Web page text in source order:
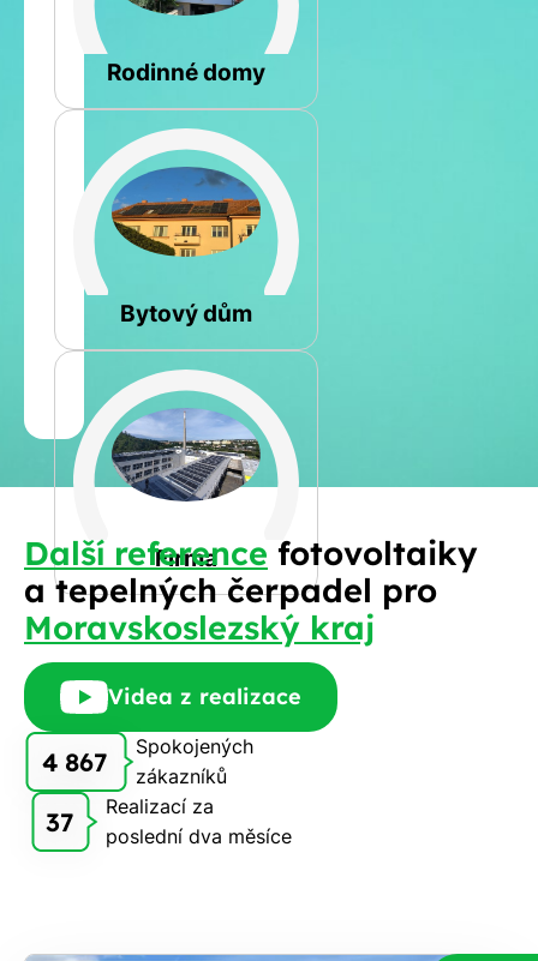
Rodinné domy
Bytový dům
Firma
Šikmá
Jiná
Spočítat
kalkulaci
Jméno
a
příjmení
Telefon
E-
mail
Vám
zdarma
Další reference fotovoltaiky
a tepelných čerpadel pro
Moravskoslezský kraj
Videa z realizace
4 867
Spokojených
zákazníků
37
Realizací za
poslední dva měsíce